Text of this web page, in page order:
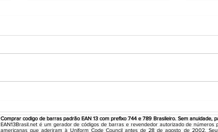
Comprar codigo de barras padrão EAN 13 com prefixo 744 e 789 Brasileiro. Sem anuidade,
EAN13Brasil.net é um gerador de códigos de barras e revendedor autorizado de números
americanas que aderiram à Uniform Code Council antes de 28 de agosto de 2002.